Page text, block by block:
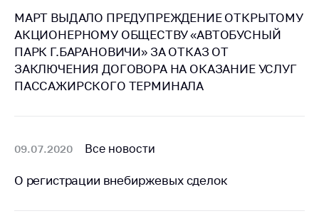
медицинского
назначения и
медицинскую
технику
Решение Комиссии
нарушения
законодательства
МАРТ ВЫДАЛО ПРЕДУПРЕЖДЕНИЕ ОТКРЫТОМУ
АКЦИОНЕРНОМУ ОБЩЕСТВУ «АВТОБУСНЫЙ
ПАРК Г.БАРАНОВИЧИ» ЗА ОТКАЗ ОТ
ЗАКЛЮЧЕНИЯ ДОГОВОРА НА ОКАЗАНИЕ УСЛУГ
ПАССАЖИРСКОГО ТЕРМИНАЛА
09.07.2020 Все новости
О регистрации внебиржевых сделок